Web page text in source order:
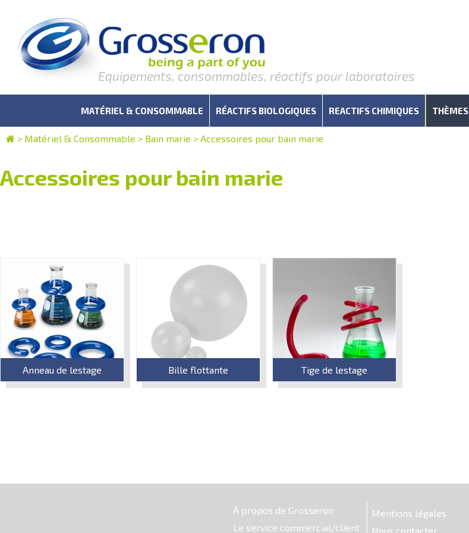
Equipements, consommables, réactifs pour laboratoires
MATÉRIEL & CONSOMMABLE RÉACTIFS BIOLOGIQUES REACTIFS CHIMIQUES THÈMES
> Matériel & Consommable > Bain marie > Accessoires pour bain marie
Accessoires pour bain marie
Anneau de lestage Bille flottante Tige de lestage
À propos de Grosseron
Le service commercial/client
Mentions légales
Nous contacter